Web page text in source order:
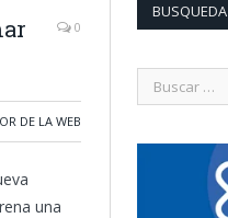
0
DE LA WEB
una
BUSQUEDA